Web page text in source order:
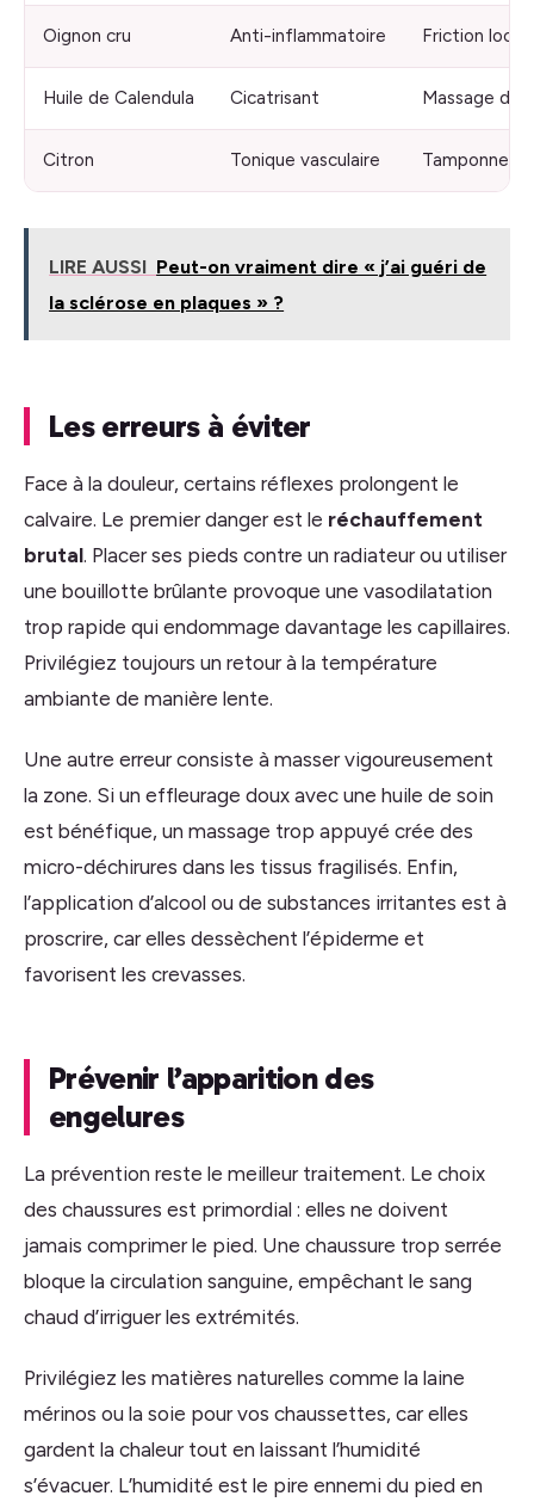
Oignon cru Anti-inflammatoire Friction
Huile de Calendula Cicatrisant Massage
Citron Tonique vasculaire
LIRE AUSSI Peut-on vraiment dire « j’ai guéri de
la sclérose en plaques » ?
Les erreurs à éviter
Face à la douleur, certains réflexes prolongent le
calvaire. Le premier danger est le réchauffement
brutal. Placer ses pieds contre un radiateur ou utiliser
une bouillotte brûlante provoque une vasodilatation
trop rapide qui endommage davantage les capillaires.
Privilégiez toujours un retour à la température
ambiante de manière lente.
Une autre erreur consiste à masser vigoureusement
la zone. Si un effleurage doux avec une huile de soin
est bénéfique, un massage trop appuyé crée des
micro-déchirures dans les tissus fragilisés. Enfin,
l’application d’alcool ou de substances irritantes est à
proscrire, car elles dessèchent l’épiderme et
favorisent les crevasses.
Prévenir l’apparition des
engelures
La prévention reste le meilleur traitement. Le choix
des chaussures est primordial : elles ne doivent
jamais comprimer le pied. Une chaussure trop serrée
bloque la circulation sanguine, empêchant le sang
chaud d’irriguer les extrémités.
Privilégiez les matières naturelles comme la laine
mérinos ou la soie pour vos chaussettes, car elles
gardent la chaleur tout en laissant l’humidité
s’évacuer. L’humidité est le pire ennemi du pied en